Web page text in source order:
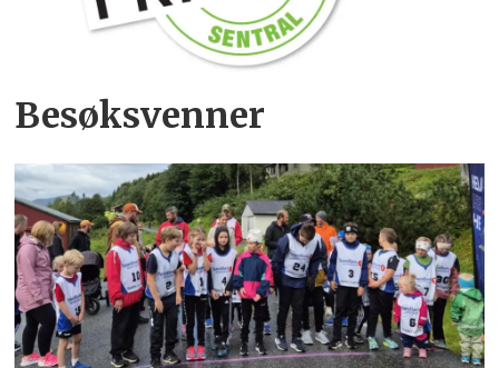
Besøksvenner